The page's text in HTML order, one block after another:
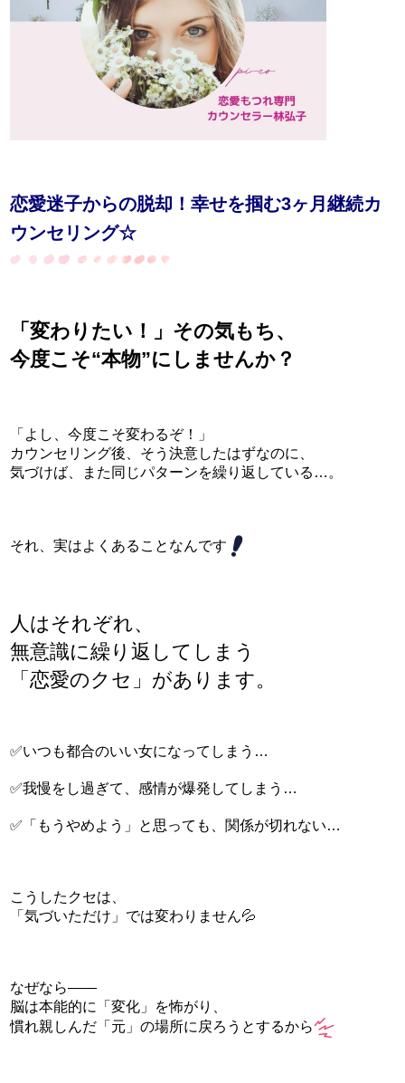
恋愛迷子からの脱却！幸せを掴む3ヶ月継続カ
ウンセリング☆
「変わりたい！」その気もち、
今度こそ“本物”にしませんか？
「よし、今度こそ変わるぞ！」
カウンセリング後、そう決意したはずなのに、
気づけば、また同じパターンを繰り返している…。
それ、実はよくあることなんです
人はそれぞれ、
無意識に繰り返してしまう
「恋愛のクセ」があります。
✅いつも都合のいい女になってしまう…
✅我慢をし過ぎて、感情が爆発してしまう…
✅「もうやめよう」と思っても、関係が切れない…
こうしたクセは、
「気づいただけ」では変わりません💦
なぜなら――
脳は本能的に「変化」を怖がり、
慣れ親しんだ「元」の場所に戻ろうとするから